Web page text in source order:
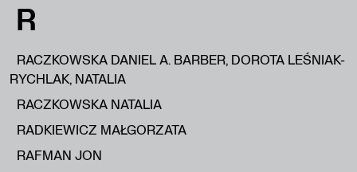
R
RACZKOWSKA DANIEL A. BARBER, DOROTA LEŚNIAK-
RYCHLAK, NATALIA
RACZKOWSKA NATALIA
RADKIEWICZ MAŁGORZATA
RAFMAN JON